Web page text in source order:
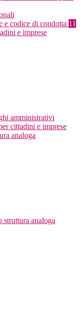
e codice di condotta 11
e imprese
amministrativi
cittadini e imprese
analoga
analoga